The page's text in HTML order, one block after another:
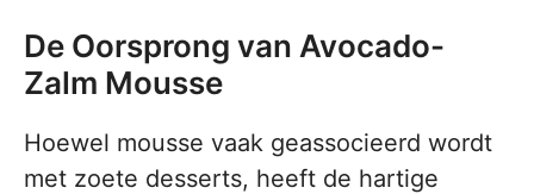
De Oorsprong van Avocado-
Zalm Mousse
Hoewel mousse vaak geassocieerd wordt
met zoete desserts, heeft de hartige